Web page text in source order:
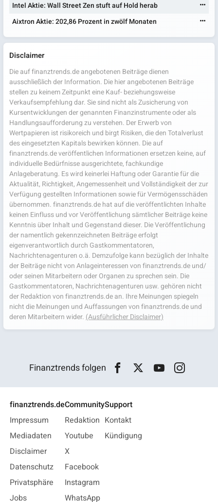
Intel Aktie: Wall Street Zen stuft auf Hold herab
Aixtron Aktie: 202,86 Prozent in zwölf Monaten
Disclaimer
Die auf finanztrends.de angebotenen Beiträge dienen
ausschließlich der Information. Die hier angebotenen Beiträge
stellen zu keinem Zeitpunkt eine Kauf- beziehungsweise
Verkaufsempfehlung dar. Sie sind nicht als Zusicherung von
Kursentwicklungen der genannten Finanzinstrumente oder als
Handlungsaufforderung zu verstehen. Der Erwerb von
Wertpapieren ist risikoreich und birgt Risiken, die den Totalverlust
des eingesetzten Kapitals bewirken können. Die auf
finanztrends.de veröffentlichen Informationen ersetzen keine, auf
individuelle Bedürfnisse ausgerichtete, fachkundige
Anlageberatung. Es wird keinerlei Haftung oder Garantie für die
Aktualität, Richtigkeit, Angemessenheit und Vollständigkeit der zur
Verfügung gestellten Informationen sowie für Vermögensschäden
übernommen. finanztrends.de hat auf die veröffentlichten Inhalte
keinen Einfluss und vor Veröffentlichung sämtlicher Beiträge keine
Kenntnis über Inhalt und Gegenstand dieser. Die Veröffentlichung
der namentlich gekennzeichneten Beiträge erfolgt
eigenverantwortlich durch Gastkommentatoren,
Nachrichtenagenturen o.ä. Demzufolge kann bezüglich der Inhalte
der Beiträge nicht von Anlageinteressen von finanztrends.de und/
oder seinen Mitarbeitern oder Organen zu sprechen sein. Die
Gastkommentatoren, Nachrichtenagenturen usw. gehören nicht
der Redaktion von finanztrends.de an. Ihre Meinungen spiegeln
nicht die Meinungen und Auffassungen von finanztrends.de und
deren Mitarbeitern wider. (Ausführlicher Disclaimer)
Finanztrends folgen
finanztrends.de
Impressum
Mediadaten
Disclaimer
Datenschutz
Privatsphäre
Jobs
Community
Redaktion
Youtube
X
Facebook
Instagram
WhatsApp
Support
Kontakt
Kündigung